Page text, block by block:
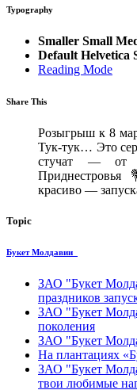
Typography
Smaller Small
Default Helvetica
Reading Mode
Share This
Розыгрыш к 8
Тук-тук… Это
стучат — от
Приднестровья
красиво —
Topic
Букет Молдавии
ЗАО "Букет
праздников
ЗАО "Букет
поколения
ЗАО "Букет
На плантациях
ЗАО "Букет
твои любимые